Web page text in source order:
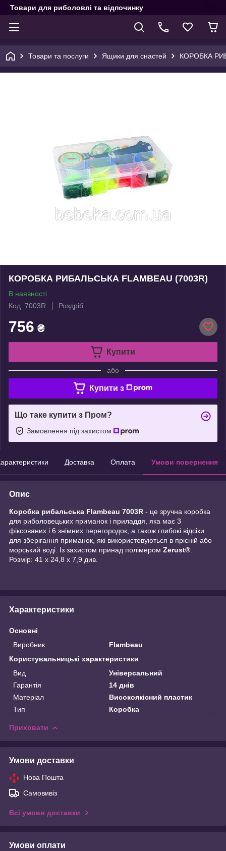
Товари для риболовлі та відпочинку
Товари та послуги Ящики для снастей КОРОБКА
КОРОБКА РИБАЛЬСЬКА FLAMBEAU (7003R)
В наявності
Код: 7003R
Роздріб
756 ₴
Купити
або
Купити з
Що таке купити з Пром?
Замовлення під захистом
Доставка Оплата Умови повернення
Опис
Коробка рибальська Flambeau 7003R - це зручна коробка
для риболовецьких приманок і приладдя, яка має 3
фіксованих і 6 знімних перегородок, а також глибокі відсіки
для зберігання приманок, які використовуються в прісній або
морський воді. Із захистом принад полімером Zerust®
Розмір: 41 х 24,8 х 7,9 див.
Характеристики
Основні
Виробник
Flambeau
Користувальницькі характеристики
Вид
Універсальний
Гарантія
14 днів
Матеріал
Високоякісний пластик
Тип
Коробка
Приховати
Умови доставки
Нова Пошта
Самовивіз
Всі умови доставки
Умови оплати